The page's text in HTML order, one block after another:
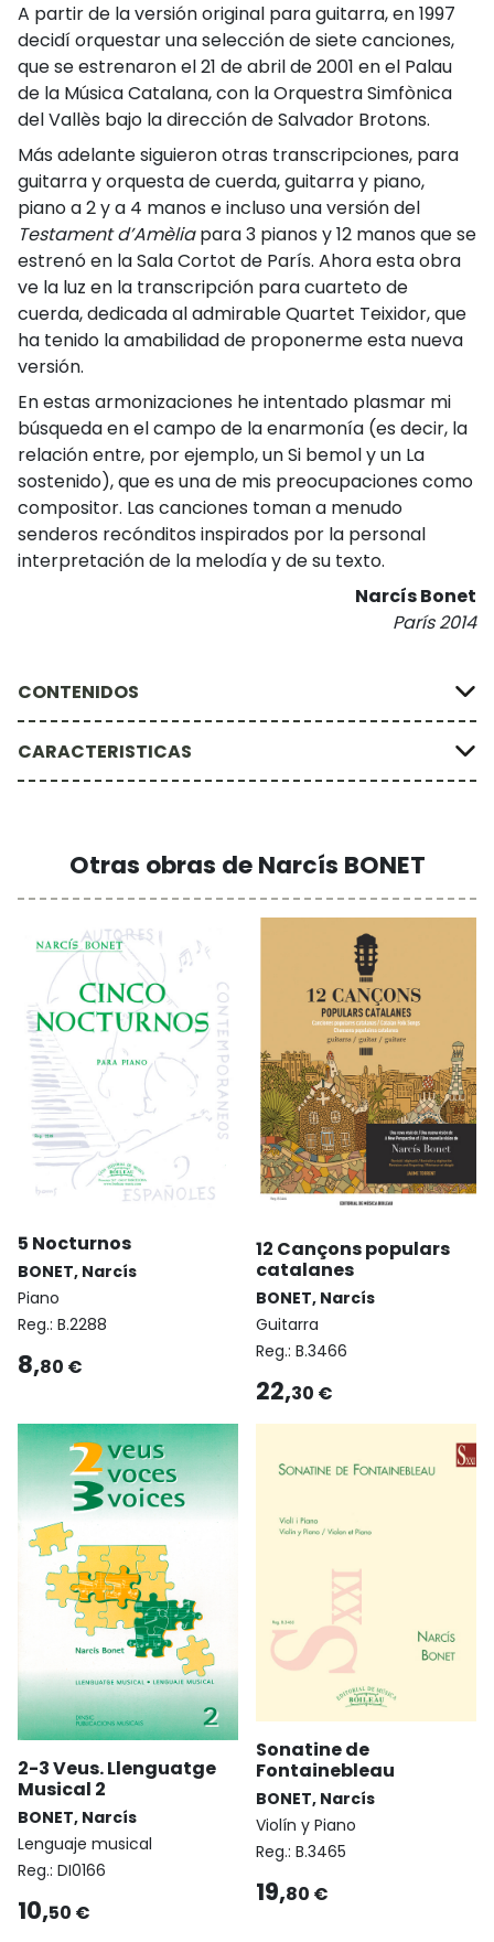
A partir de la versión original para guitarra, en 1997
decidí orquestar una selección de siete canciones,
que se estrenaron el 21 de abril de 2001 en el Palau
de la Música Catalana, con la Orquestra Simfònica
del Vallès bajo la dirección de Salvador Brotons.
Más adelante siguieron otras transcripciones, para
guitarra y orquesta de cuerda, guitarra y piano,
piano a 2 y a 4 manos e incluso una versión del
Testament d’Amèliapara 3 pianos y 12 manos que se
estrenó en la Sala Cortot de París. Ahora esta obra
ve la luz en la transcripción para cuarteto de
cuerda, dedicada al admirable Quartet Teixidor, que
ha tenido la amabilidad de proponerme esta nueva
versión.
En estas armonizaciones he intentado plasmar mi
búsqueda en el campo de la enarmonía (es decir, la
relación entre, por ejemplo, un Si bemol y un La
sostenido), que es una de mis preocupaciones como
compositor. Las canciones toman a menudo
senderos recónditos inspirados por la personal
interpretación de la melodía y de su texto.
Narcís Bonet
París 2014
CONTENIDOS
CARACTERISTICAS
Otras obras de Narcís BONET
5 Nocturnos
BONET, Narcís
Piano
Reg.: B.2288
8,80 €
12 Cançons populars
catalanes
BONET, Narcís
Guitarra
Reg.: B.3466
22,30 €
2-3 Veus. Llenguatge
Musical 2
BONET, Narcís
Lenguaje musical
Reg.: DI0166
10,50 €
Sonatine de
Fontainebleau
BONET, Narcís
Violín y Piano
Reg.: B.3465
19,80 €